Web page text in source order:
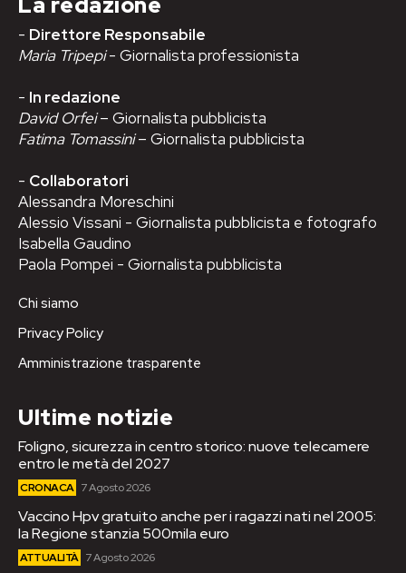
- Direttore Responsabile
Maria Tripepi- Giornalista professionista
- In redazione
David Orfei– Giornalista pubblicista
Fatima Tomassini– Giornalista pubblicista
- Collaboratori
Alessandra Moreschini
Alessio Vissani - Giornalista pubblicista e fotografo
Isabella Gaudino
Paola Pompei - Giornalista pubblicista
Chi siamo
Privacy Policy
Amministrazione trasparente
Ultime notizie
Foligno, sicurezza in centro storico: nuove telecamere
entro le metà del 2027
CRONACA 7 Agosto 2026
Vaccino Hpv gratuito anche per i ragazzi nati nel 2005:
la Regione stanzia 500mila euro
ATTUALITÀ 7 Agosto 2026